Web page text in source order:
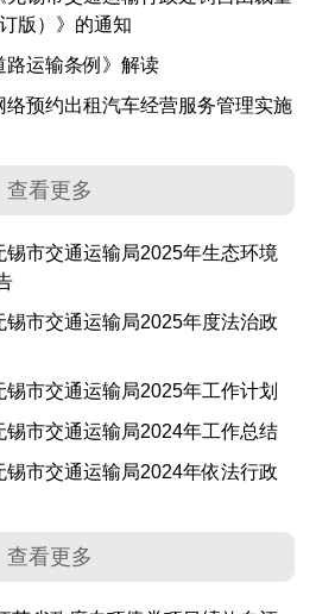
版）》的通知
路运输条例》解读
络预约出租汽车经营服务管理实施
查看更多
锡市交通运输局2025年生态环境
锡市交通运输局2025年度法治政
锡市交通运输局2025年工作计划
锡市交通运输局2024年工作总结
锡市交通运输局2024年依法行政
查看更多